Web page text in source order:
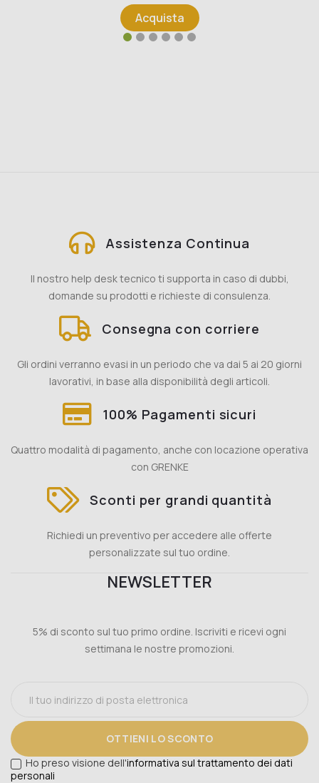
Acquista
Assistenza Continua
Il nostro help desk tecnico ti supporta in caso di dubbi,
domande su prodotti e richieste di consulenza.
Consegna con corriere
Gli ordini verranno evasi in un periodo che va dai 5 ai 20 giorni
lavorativi, in base alla disponibilità degli articoli.
100% Pagamenti sicuri
Quattro modalità di pagamento, anche con locazione operativa
con GRENKE
Sconti per grandi quantità
Richiedi un preventivo per accedere alle offerte
personalizzate sul tuo ordine.
NEWSLETTER
5% di sconto sul tuo primo ordine. Iscriviti e ricevi ogni
settimana le nostre promozioni.
OTTIENI LO SCONTO
Ho preso visione dell'informativa sul trattamento dei dati
personali